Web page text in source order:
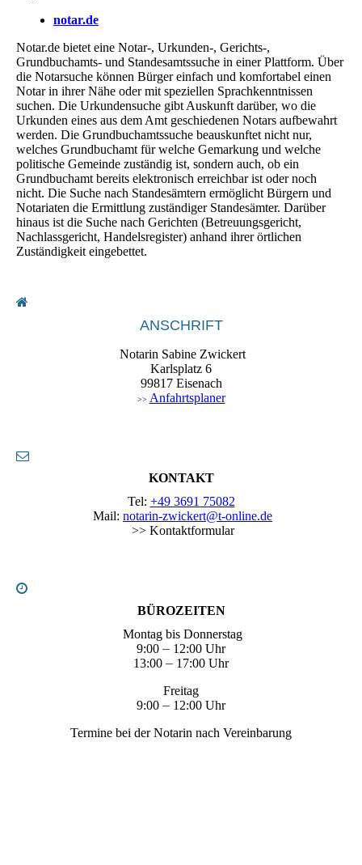
notar.de
Notar.de bietet eine Notar-, Urkunden-, Gerichts-,
Grundbuchamts- und Standesamtssuche in einer Plattform. Über
die Notarsuche können Bürger einfach und komfortabel einen
Notar in ihrer Nähe oder mit speziellen Sprachkenntnissen
suchen. Die Urkundensuche gibt Auskunft darüber, wo die
Urkunden eines aus dem Amt geschiedenen Notars aufbewahrt
werden. Die Grundbuchamtssuche beauskunftet nicht nur,
welches Grundbuchamt für welche Gemarkung und welche
politische Gemeinde zuständig ist, sondern auch, ob ein
Grundbuchamt bereits elektronisch erreichbar ist oder noch
nicht. Die Suche nach Standesämtern ermöglicht Bürgern und
Notariaten die Ermittlung zuständiger Standesämter. Darüber
hinaus ist die Suche nach Gerichten (Betreuungsgericht,
Nachlassgericht, Handelsregister) anhand ihrer örtlichen
Zuständigkeit eingebettet.
ANSCHRIFT
Notarin Sabine Zwickert
Karlsplatz 6
99817 Eisenach
>> Anfahrtsplaner
KONTAKT
Tel: +49 3691 75082
Mail: notarin-zwickert@t-online.de
>> Kontaktformular
BÜROZEITEN
Montag bis Donnerstag
9:00 – 12:00 Uhr
13:00 – 17:00 Uhr
Freitag
9:00 – 12:00 Uhr
Termine bei der Notarin nach Vereinbarung